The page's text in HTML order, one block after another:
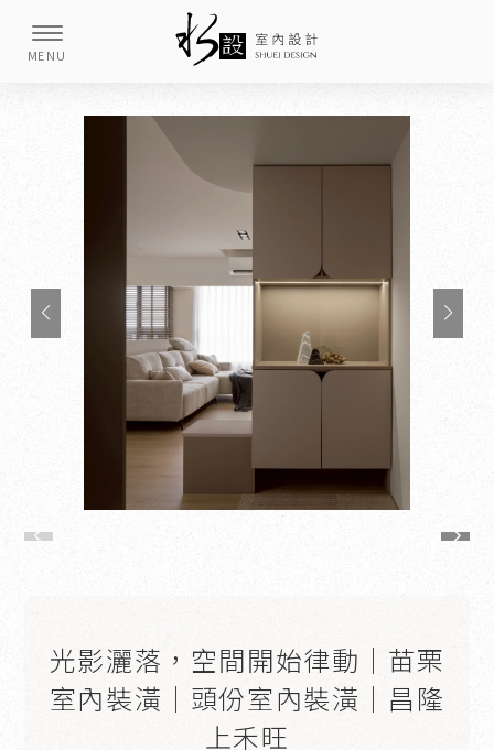
光影灑落，空間開始律動｜苗栗
室內裝潢｜頭份室內裝潢｜昌隆
上禾旺